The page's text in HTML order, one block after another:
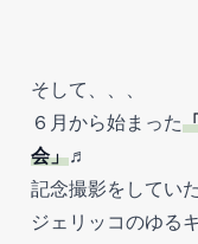
そして、、、
６月から始まった
会」♬
記念撮影をしてい
ジェリッコのゆる